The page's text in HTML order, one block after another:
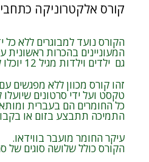
קורס אלקטרוניקה
הקורס נועד למבוגרים ללא כל
המעוניינים בהכרות ראשונית
גם ילדים וילדות מגיל 12 יוכלו ליהנות מרוב התכנים.
זהו קורס מכוון ללא מפגשים
טקסט ועל ידי סרטונים
כל החומרים הם בעברית ומותאמים
התמיכה תתבצע בזום או
עיקר החומר מועבר בווידאו.
הקורס כולל שלושה סוגים של